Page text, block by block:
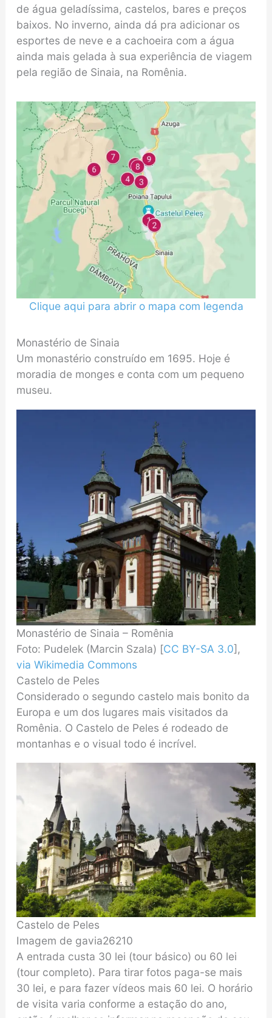
de água geladíssima, castelos, bares e preços
baixos. No inverno, ainda dá pra adicionar os
esportes de neve e a cachoeira com a água
ainda mais gelada à sua experiência de viagem
pela região de Sinaia, na Romênia.
Clique aqui para abrir o mapa com legenda
Monastério de Sinaia
Um monastério construído em 1695. Hoje é
moradia de monges e conta com um pequeno
museu.
Monastério de Sinaia – Romênia
Foto: Pudelek (Marcin Szala) [CC BY-SA 3.0],
via Wikimedia Commons
Castelo de Peles
Considerado o segundo castelo mais bonito da
Europa e um dos lugares mais visitados da
Romênia. O Castelo de Peles é rodeado de
montanhas e o visual todo é incrível.
Castelo de Peles
Imagem de gavia26210
A entrada custa 30 lei (tour básico) ou 60 lei
(tour completo). Para tirar fotos paga-se mais
30 lei, e para fazer vídeos mais 60 lei. O horário
de visita varia conforme a estação do ano,